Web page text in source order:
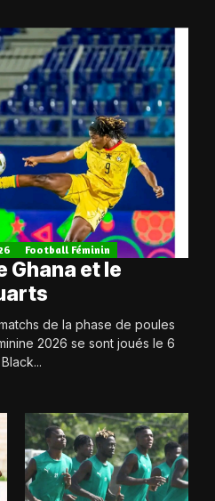
Football Féminin
Ghana et le
de la phase de poules
2026 se sont joués le 6